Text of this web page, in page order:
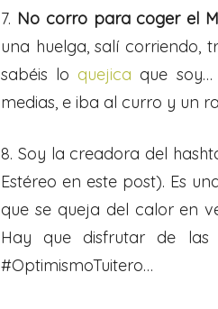
7. No corro para coger el
una huelga, salí corriendo,
sabéis lo quejica que
medias, e iba al curro y un
8. Soy la creadora del
Estéreo en este post). Es
que se queja del calor en
Hay que disfrutar de las
#OptimismoTuitero…